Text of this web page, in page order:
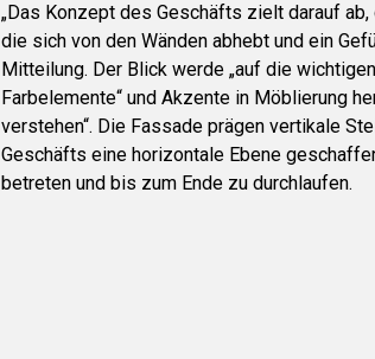
„Das Konzept des Geschäfts zielt darauf
die sich von den Wänden abhebt und ein
Mitteilung. Der Blick werde „auf die
Farbelemente“ und Akzente in Möblierung
verstehen“. Die Fassade prägen vertikale
Geschäfts eine horizontale Ebene
betreten und bis zum Ende zu durchlaufen.